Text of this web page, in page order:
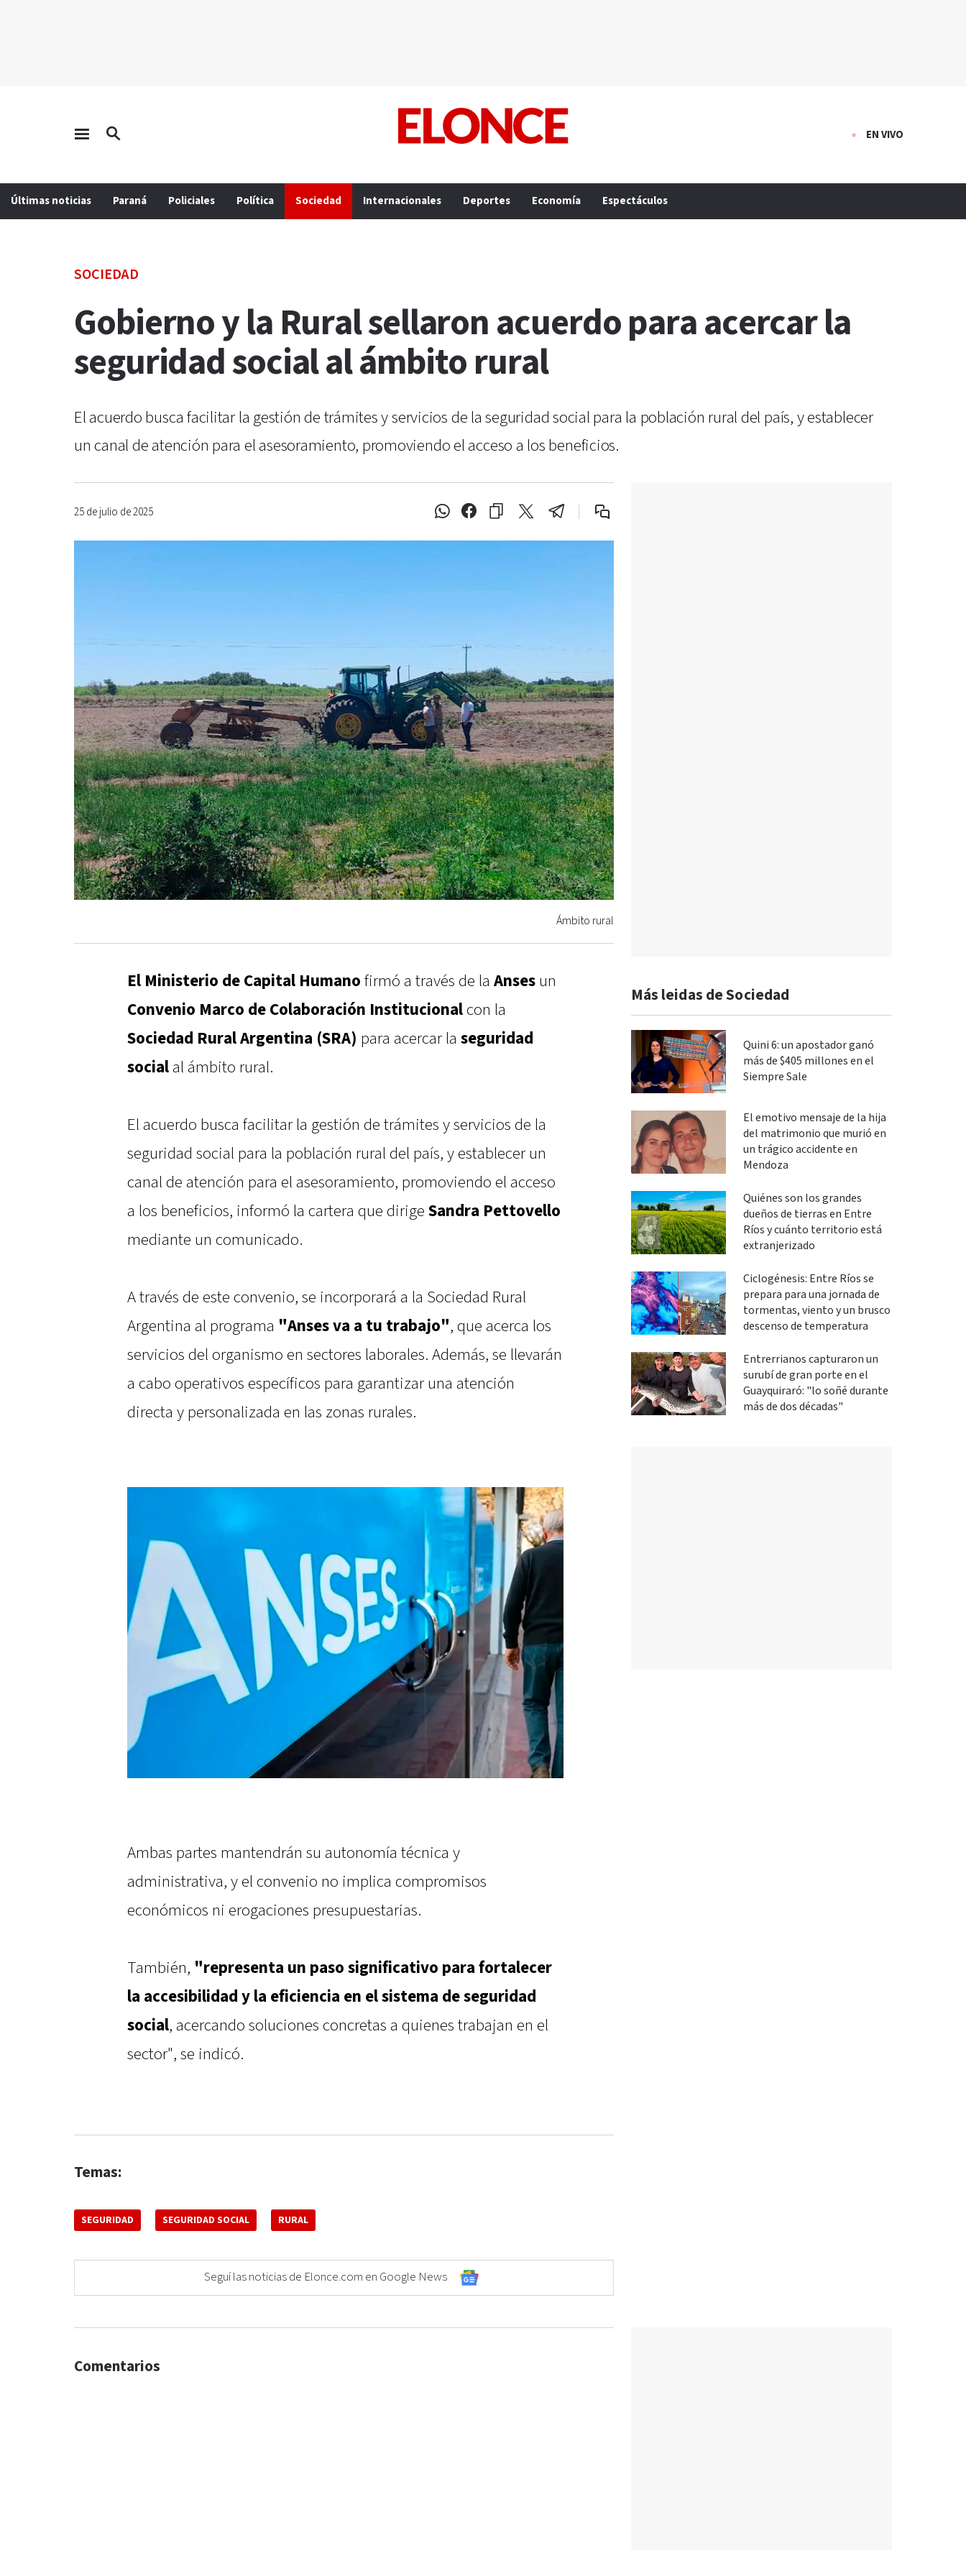
EN VIVO
Últimas noticias Paraná Policiales Política Sociedad Internacionales Deportes Economía Espectáculos
SOCIEDAD
Gobierno y la Rural sellaron acuerdo para acercar la
seguridad social al ámbito rural
El acuerdo busca facilitar la gestión de trámites y servicios de la seguridad social para la población rural del país, y establecer
un canal de atención para el asesoramiento, promoviendo el acceso a los beneficios.
25 de julio de 2025
Ámbito rural
El Ministerio de Capital Humano firmó a través de la Anses un
Convenio Marco de Colaboración Institucionalcon la
Sociedad Rural Argentina (SRA) para acercar la seguridad
social al ámbito rural.
El acuerdo busca facilitar la gestión de trámites y servicios de la
seguridad social para la población rural del país, y establecer un
canal de atención para el asesoramiento, promoviendo el acceso
a los beneficios, informó la cartera que dirige Sandra Pettovello
mediante un comunicado.
A través de este convenio, se incorporará a la Sociedad Rural
Argentina al programa "Anses va a tu trabajo", que acerca los
servicios del organismo en sectores laborales. Además, se llevarán
a cabo operativos específicos para garantizar una atención
directa y personalizada en las zonas rurales.
Ambas partes mantendrán su autonomía técnica y
administrativa, y el convenio no implica compromisos
económicos ni erogaciones presupuestarias.
También, "representa un paso significativo para fortalecer
la accesibilidad y la eficiencia en el sistema de seguridad
social, acercando soluciones concretas a quienes trabajan en el
sector", se indicó.
Temas:
SEGURIDAD SEGURIDAD SOCIAL RURAL
Seguí las noticias de Elonce.com en Google News
Más leidas de Sociedad
Quini 6: un apostador ganó
más de $405 millones en el
Siempre Sale
El emotivo mensaje de la hija
del matrimonio que murió en
un trágico accidente en
Mendoza
Quiénes son los grandes
dueños de tierras en Entre
Ríos y cuánto territorio está
extranjerizado
Ciclogénesis: Entre Ríos se
prepara para una jornada de
tormentas, viento y un brusco
descenso de temperatura
Entrerrianos capturaron un
surubí de gran porte en el
Guayquiraró: "lo soñé durante
más de dos décadas"
Comentarios